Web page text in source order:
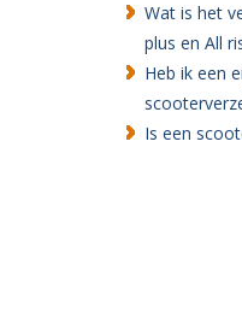
Wat is het
plus en All
Heb ik een
Is een